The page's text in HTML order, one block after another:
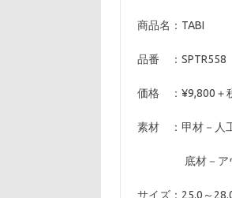
商品名：TABI
品番 ：SPTR558
価格 ：¥9,800＋
素材 ：甲材－人
底材－
サイズ：25.0～